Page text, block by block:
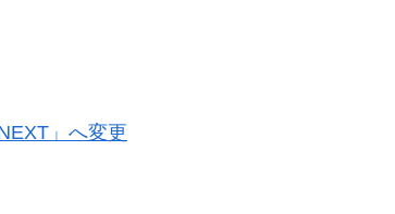
」へ変更